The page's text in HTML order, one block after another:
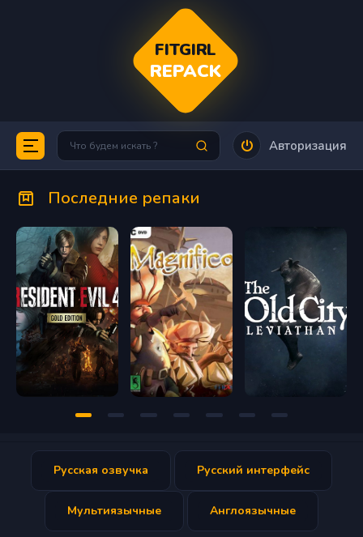
FITGIRL
REPACK
Авторизация
Последние репаки
Русская озвучка Русский интерфейс
Мультиязычные Англоязычные